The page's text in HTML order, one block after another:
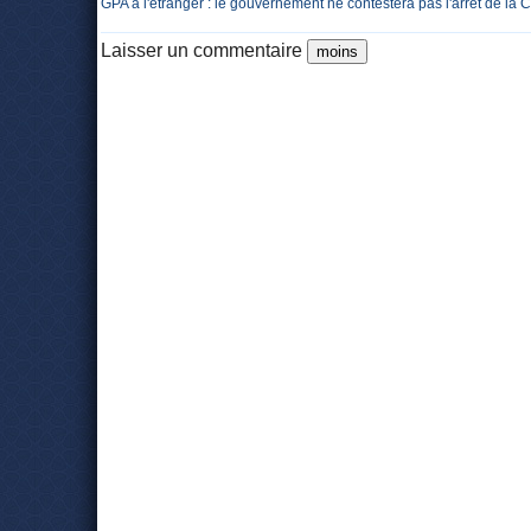
GPA à l'étranger : le gouvernement ne contestera pas l'arrêt de la
Laisser un commentaire